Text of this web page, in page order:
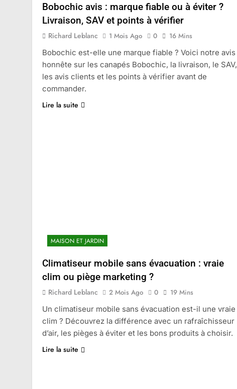
Bobochic avis : marque fiable ou à éviter ?
Livraison, SAV et points à vérifier
Richard Leblanc 1 Mois Ago 0
16 Mins
Bobochic est-elle une marque fiable ? Voici notre avis
honnête sur les canapés Bobochic, la livraison, le SAV,
les avis clients et les points à vérifier avant de
commander.
Lire la suite
MAISON ET JARDIN
Climatiseur mobile sans évacuation : vraie
clim ou piège marketing ?
Richard Leblanc 2 Mois Ago 0
19 Mins
Un climatiseur mobile sans évacuation est-il une vraie
clim ? Découvrez la différence avec un rafraîchisseur
d’air, les pièges à éviter et les bons produits à choisir.
Lire la suite